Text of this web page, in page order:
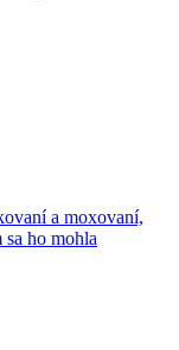
a moxovaní,
ho mohla